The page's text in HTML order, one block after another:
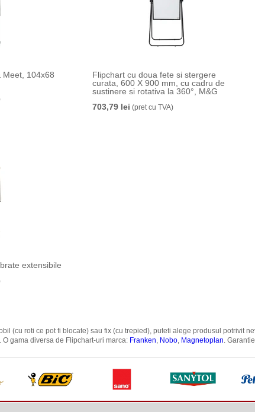
Meet, 104x68
Flipchart cu doua fete si stergere
curata, 600 X 900 mm, cu cadru de
sustinere si rotativa la 360°, M&G
703,79 lei (pret cu TVA)
extensibile
(cu roti ce pot fi blocate) sau fix (cu trepied), puteti alege produsul potrivit
gama diversa de Flipchart-uri marca: Franken, Nobo, Magnetoplan.